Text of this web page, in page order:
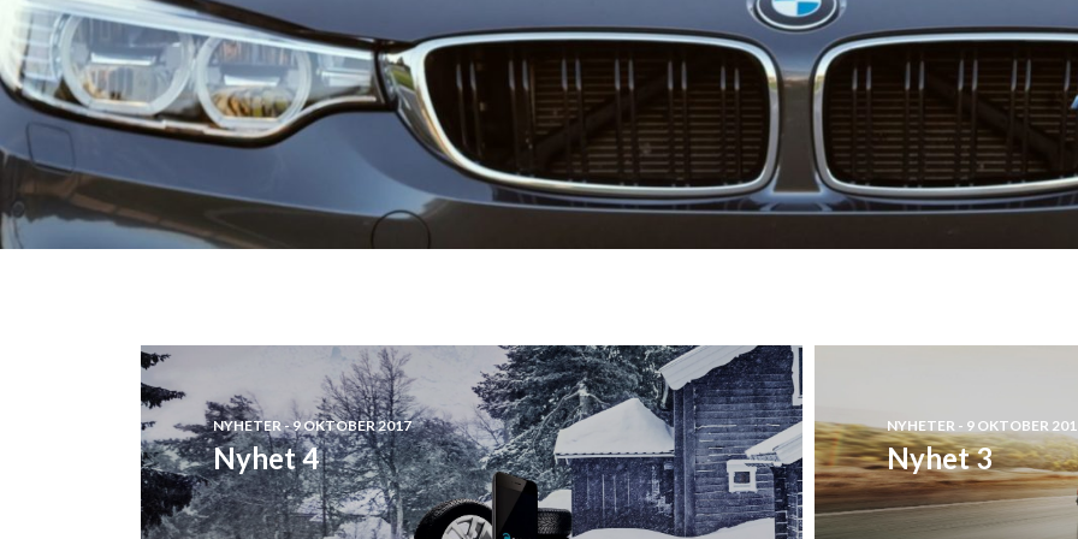
NYHETER - 9 OKTOBER 2017
Nyhet 4
NYHETER - 9 OKTOBER
Nyhet 3